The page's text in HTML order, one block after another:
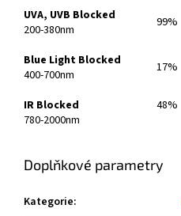
UVA, UVB Blocked
200-380nm
99%
Blue Light Blocked
400-700nm
17%
IR Blocked
780-2000nm
48%
Doplňkové parametry
Kategorie: